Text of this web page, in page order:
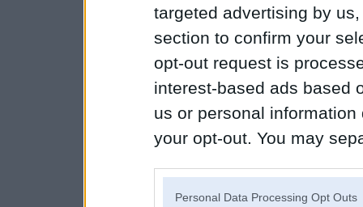
targeted advertising by
section to confirm your
opt-out request is
interest-based ads based
us or personal
your opt-out. You may
Personal Data Processing Opt Outs